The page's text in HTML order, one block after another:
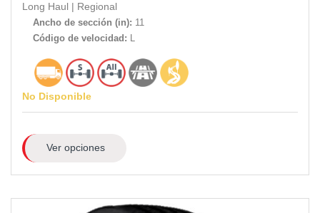
Long Haul | Regional
Ancho de sección (in): 11
Código de velocidad: L
No Disponible
Ver opciones